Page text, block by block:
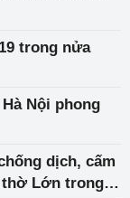
trong nửa
Nội phong
dịch, cấm
thờ Lớn trong